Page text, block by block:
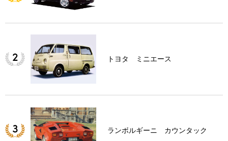
トヨタ ミニエース
ランボルギーニ カウンタック